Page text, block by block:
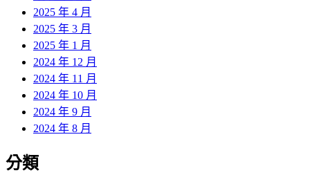
2025 年 4 月
2025 年 3 月
2025 年 1 月
2024 年 12 月
2024 年 11 月
2024 年 10 月
2024 年 9 月
2024 年 8 月
分類